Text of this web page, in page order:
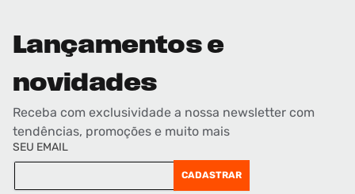
Lançamentos e
novidades
Receba com exclusividade a nossa newsletter com
tendências, promoções e muito mais
SEU EMAIL
CADASTRAR